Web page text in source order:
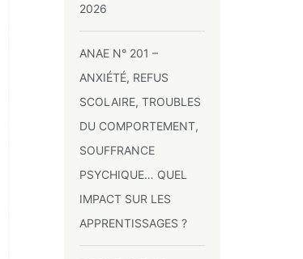
2026
ANAE N° 201 –
ANXIÉTÉ, REFUS
SCOLAIRE, TROUBLES
DU COMPORTEMENT,
SOUFFRANCE
PSYCHIQUE… QUEL
IMPACT SUR LES
APPRENTISSAGES ?